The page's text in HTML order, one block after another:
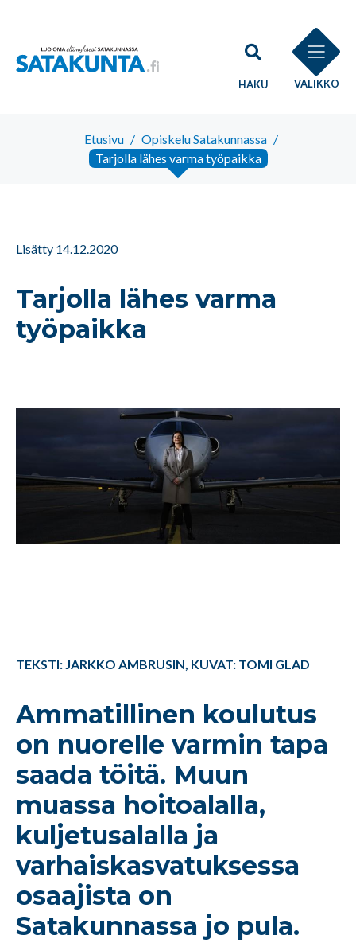
HAKU VALIKKO
Etusivu / Opiskelu Satakunnassa /
Tarjolla lähes varma työpaikka
Lisätty 14.12.2020
Tarjolla lähes varma
työpaikka
TEKSTI: JARKKO AMBRUSIN, KUVAT: TOMI GLAD
Ammatillinen koulutus
on nuorelle varmin tapa
saada töitä. Muun
muassa hoitoalalla,
kuljetusalalla ja
varhaiskasvatuksessa
osaajista on
Satakunnassa jo pula.